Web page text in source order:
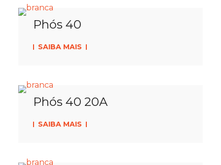
Phós 40
SAIBA MAIS
Phós 40 20A
SAIBA MAIS